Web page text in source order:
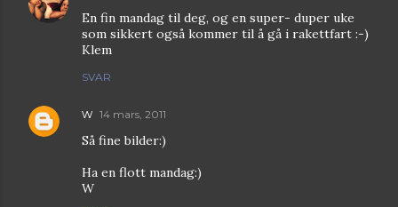
En fin mandag til deg, og en super- duper uke
som sikkert også kommer til å gå i rakettfart :-)
Klem
SVAR
w 14 mars, 2011
Så fine bilder:)
Ha en flott mandag:)
W